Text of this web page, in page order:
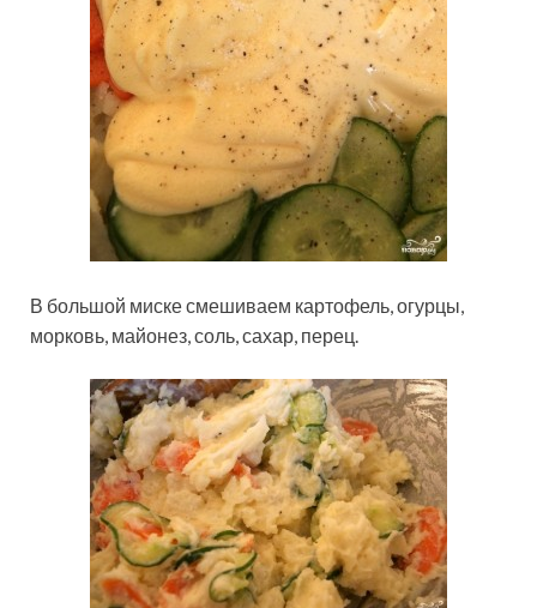
В большой миске смешиваем картофель, огурцы,
морковь, майонез, соль, сахар, перец.